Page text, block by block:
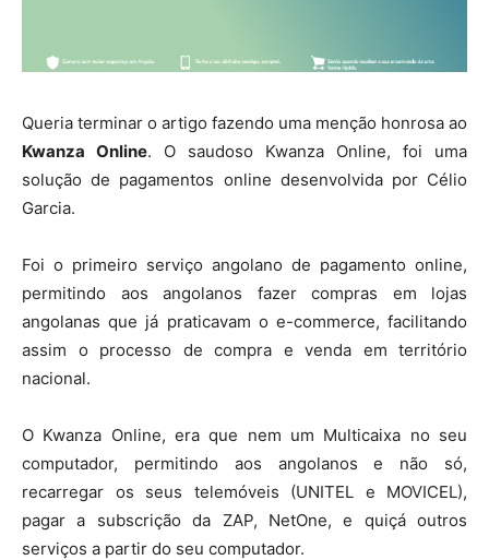
Queria terminar o artigo fazendo uma menção honrosa ao
Kwanza Online. O saudoso Kwanza Online, foi uma
solução de pagamentos online desenvolvida por Célio
Garcia.
Foi o primeiro serviço angolano de pagamento online,
permitindo aos angolanos fazer compras em lojas
angolanas que já praticavam o e-commerce, facilitando
assim o processo de compra e venda em território
nacional.
O Kwanza Online, era que nem um Multicaixa no seu
computador, permitindo aos angolanos e não só,
recarregar os seus telemóveis (UNITEL e MOVICEL),
pagar a subscrição da ZAP, NetOne, e quiçá outros
serviços a partir do seu computador.